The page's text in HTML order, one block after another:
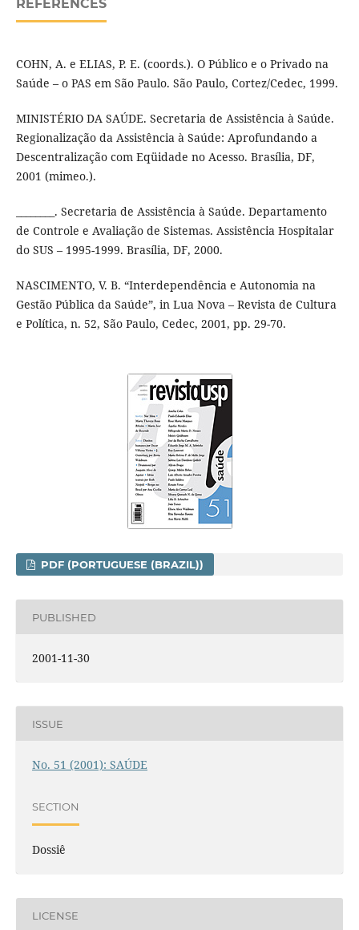
REFERENCES
COHN, A. e ELIAS, P. E. (coords.). O Público e o Privado na
Saúde – o PAS em São Paulo. São Paulo, Cortez/Cedec, 1999.
MINISTÉRIO DA SAÚDE. Secretaria de Assistência à Saúde.
Regionalização da Assistência à Saúde: Aprofundando a
Descentralização com Eqüidade no Acesso. Brasília, DF,
2001 (mimeo.).
________. Secretaria de Assistência à Saúde. Departamento
de Controle e Avaliação de Sistemas. Assistência Hospitalar
do SUS – 1995-1999. Brasília, DF, 2000.
NASCIMENTO, V. B. “Interdependência e Autonomia na
Gestão Pública da Saúde”, in Lua Nova – Revista de Cultura
e Política, n. 52, São Paulo, Cedec, 2001, pp. 29-70.
PDF (PORTUGUESE (BRAZIL))
PUBLISHED
2001-11-30
ISSUE
No. 51 (2001): SAÚDE
SECTION
Dossiê
LICENSE